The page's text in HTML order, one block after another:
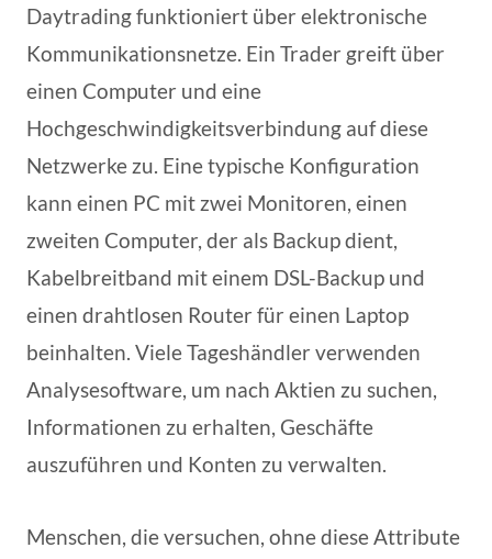
Daytrading funktioniert über elektronische
Kommunikationsnetze. Ein Trader greift über
einen Computer und eine
Hochgeschwindigkeitsverbindung auf diese
Netzwerke zu. Eine typische Konfiguration
kann einen PC mit zwei Monitoren, einen
zweiten Computer, der als Backup dient,
Kabelbreitband mit einem DSL-Backup und
einen drahtlosen Router für einen Laptop
beinhalten. Viele Tageshändler verwenden
Analysesoftware, um nach Aktien zu suchen,
Informationen zu erhalten, Geschäfte
auszuführen und Konten zu verwalten.
Menschen, die versuchen, ohne diese Attribute